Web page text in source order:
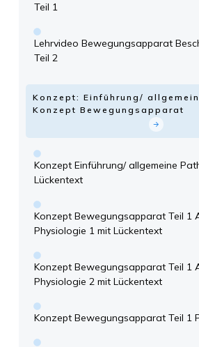
Teil 1
Lehrvideo Bewegungsapparat
Teil 2
Konzept: Einführung/
Konzept Bewegungsapparat
Konzept Einführung/ allgemeine
Lückentext
Konzept Bewegungsapparat Teil 1
Physiologie 1 mit Lückentext
Konzept Bewegungsapparat Teil 1
Physiologie 2 mit Lückentext
Konzept Bewegungsapparat Teil 1